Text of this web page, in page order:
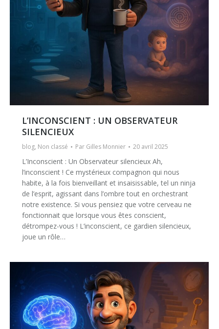
L’INCONSCIENT : UN OBSERVATEUR
SILENCIEUX
blog, Non classé Par Gilles Monnier 20 avril 2025
L’Inconscient : Un Observateur silencieux Ah,
l’inconscient ! Ce mystérieux compagnon qui nous
habite, à la fois bienveillant et insaisissable, tel un ninja
de l’esprit, agissant dans l’ombre tout en orchestrant
notre existence. Si vous pensiez que votre cerveau ne
fonctionnait que lorsque vous êtes conscient,
détrompez-vous ! L’inconscient, ce gardien silencieux,
joue un rôle…